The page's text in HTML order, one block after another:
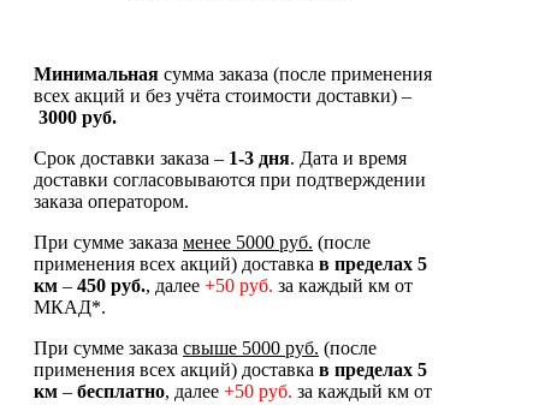
Минимальная сумма заказа (после применения
всех акций и без учёта стоимости доставки) –
3000 руб.
Срок доставки заказа – 1-3 дня. Дата и время
доставки согласовываются при подтверждении
заказа оператором.
При сумме заказа менее 5000 руб. (после
применения всех акций) доставка в пределах 5
км – 450 руб., далее +50 руб. за каждый км от
МКАД*.
При сумме заказа свыше 5000 руб. (после
применения всех акций) доставка в пределах 5
км – бесплатно, далее +50 руб. за каждый км от